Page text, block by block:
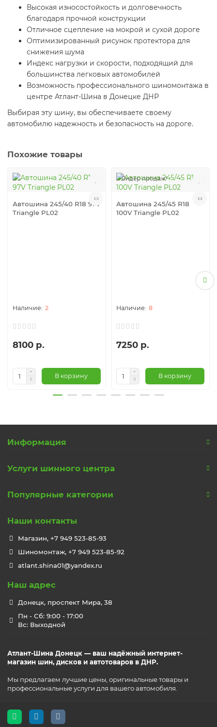
Высокая износостойкость и долговечность
благодаря прочной конструкции
Отличное сцепление на мокрой и сухой дороге
Оптимизированный рисунок протектора для
снижения шума
Индекс нагрузки и скорости, подходящий для
большинства легковых автомобилей
Возможность профессионального шиномонтажа в
центре Атлант-Шина в Донецке ДНР
Выбирая эту шину, вы обеспечиваете своему
автомобилю надежность и безопасность на дороге.
Похожие товары
Автошина 245/40 R18 97V
Triangle PL02
2
8100 р.
В корзину
Лидер продаж!
Автошина 245/45 R18
100V Triangle PL02
8
7250 р.
В корзину
Информация
Услуги шинного центра
Популярные категории
Наши контакты
Магазин, +7 949 523-85-93
Шиномонтаж, +7 949 523-85-92
atlant.shina01@yandex.ru
Наш адрес
Донецк, проспект Мира, 38
Пн - Сб: 9:00 - 17:00
Вс: Выходной
Атлант-Шина Донецк — ваш надёжный интернет-
магазин шин, дисков и автотоваров в ДНР.
Мы предлагаем лучшие цены, оригинальные товары и
профессиональные услуги для вашего автомобиля.